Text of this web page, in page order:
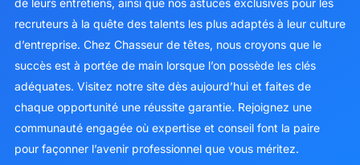
recruteurs à la quête des talents les plus adaptés à leur culture
d’entreprise. Chez Chasseur de têtes, nous croyons que le
succès est à portée de main lorsque l’on possède les clés
adéquates. Visitez notre site dès aujourd’hui et faites de
chaque opportunité une réussite garantie. Rejoignez une
communauté engagée où expertise et conseil font la paire
pour façonner l’avenir professionnel que vous méritez.